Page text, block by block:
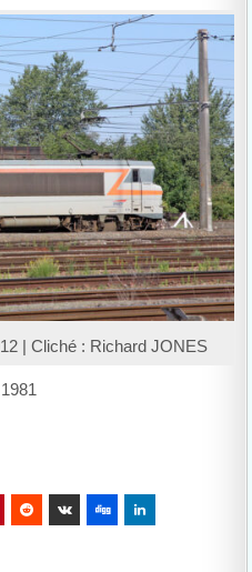
| Cliché : Richard JONES